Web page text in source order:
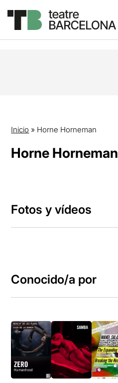
Inicio » Horne Horneman
Horne Horneman
Fotos y vídeos
Conocido/a por